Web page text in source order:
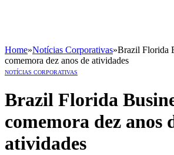
Home»Notícias Corporativas»Brazil Florida
comemora dez anos de atividades
NOTÍCIAS CORPORATIVAS
Brazil Florida
comemora dez anos
atividades